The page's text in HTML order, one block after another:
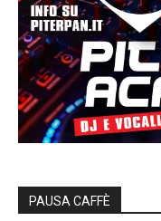
PAUSA CAFFÈ